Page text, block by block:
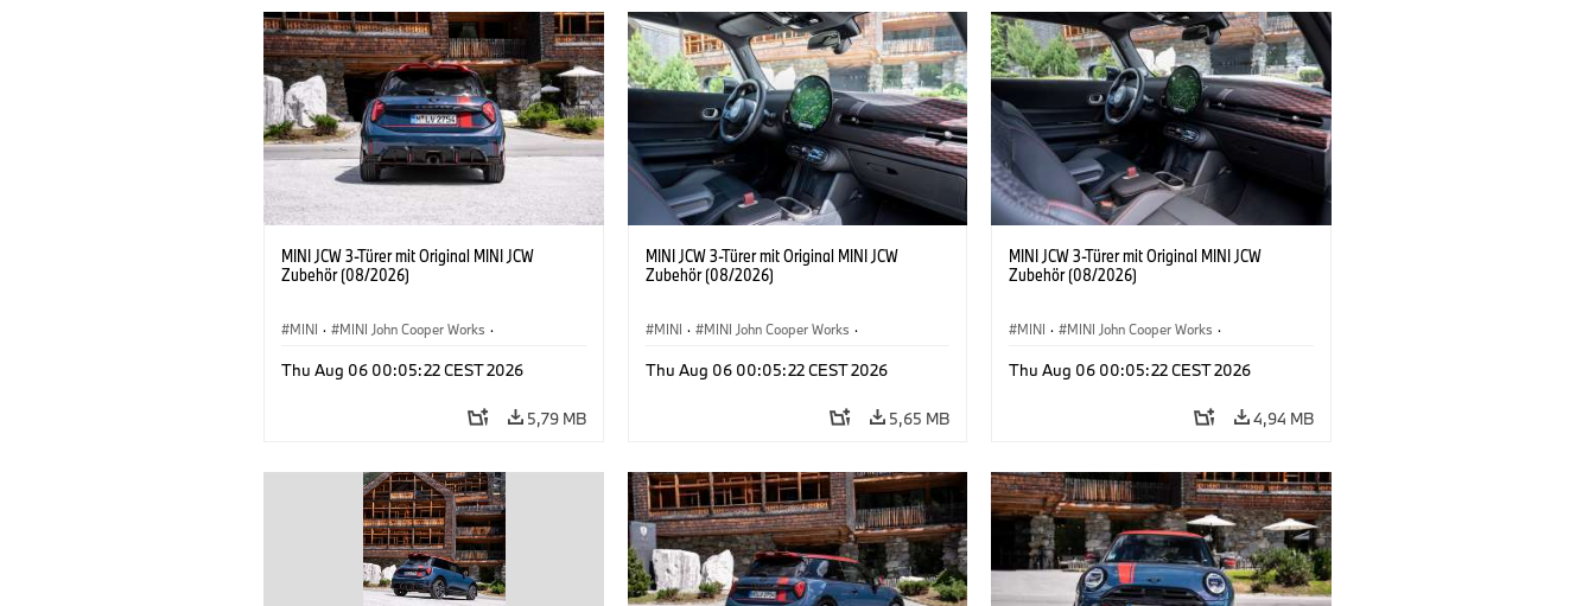
MINI JCW 3-Türer mit Original MINI JCW
Zubehör (08/2026)
MINI · MINI John Cooper Works ·
Sonderausstattungen, Zubehör
Thu Aug 06 00:05:22 CEST 2026
5,79 MB
MINI JCW 3-Türer mit Original MINI JCW
Zubehör (08/2026)
MINI · MINI John Cooper Works ·
Sonderausstattungen, Zubehör
Thu Aug 06 00:05:22 CEST 2026
5,65 MB
MINI JCW 3-Türer mit Original MINI JCW
Zubehör (08/2026)
MINI · MINI John Cooper Works ·
Sonderausstattungen, Zubehör
Thu Aug 06 00:05:22 CEST 2026
4,94 MB